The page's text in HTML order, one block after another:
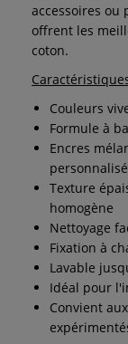
accessoires ou
offrent les
coton.
Couleurs
Formule à
Encres
Texture
homogène
Nettoyage
Fixation à
Lavable
Idéal pour
Convient